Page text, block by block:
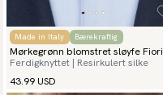
Made in Italy Bærekraftig
Mørkegrønn blomstret sløyfe Fiori
Ferdigknyttet | Resirkulert silke
43.99 USD